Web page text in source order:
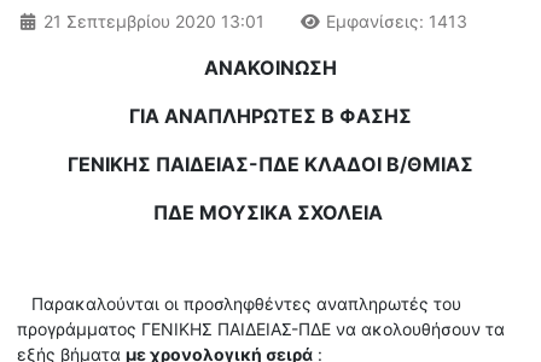
Λεπτομέρειες
21 Σεπτεμβρίου 2020 13:01 Εμφανίσεις: 1413
ΑΝΑΚΟΙΝΩΣΗ
ΓΙΑ ΑΝΑΠΛΗΡΩΤΕΣ Β ΦΑΣΗΣ
ΓΕΝΙΚΗΣ ΠΑΙΔΕΙΑΣ-ΠΔΕ ΚΛΑΔΟΙ Β/ΘΜΙΑΣ
ΠΔΕ ΜΟΥΣΙΚΑ ΣΧΟΛΕΙΑ
Παρακαλούνται οι προσληφθέντες αναπληρωτές του
προγράμματος ΓΕΝΙΚΗΣ ΠΑΙΔΕΙΑΣ-ΠΔΕ να ακολουθήσουν τα
εξής βήματα με χρονολογική σειρά :